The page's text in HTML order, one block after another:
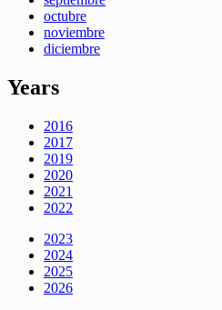
octubre
noviembre
diciembre
Years
2016
2017
2019
2020
2021
2022
2023
2024
2025
2026